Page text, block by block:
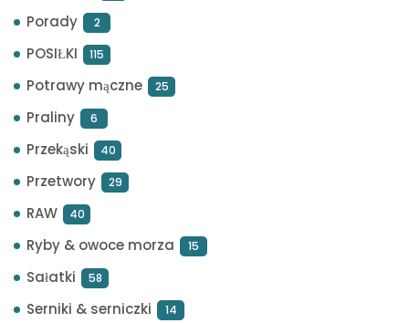
Porady 2
POSIŁKI 115
Potrawy mączne 25
Praliny 6
Przekąski 40
Przetwory 29
RAW 40
Ryby & owoce morza 15
Sałatki 58
Serniki & serniczki 14